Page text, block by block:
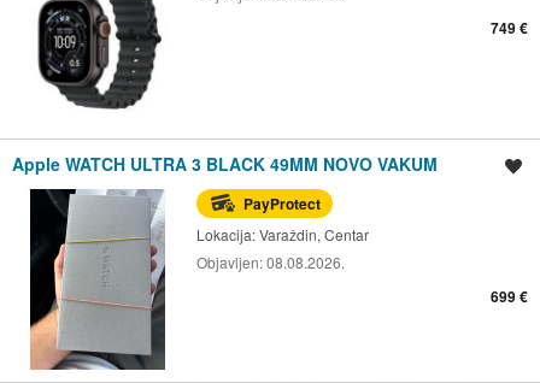
749 €
Apple WATCH ULTRA 3 BLACK 49MM NOVO VAKUM
PayProtect
Lokacija:Varaždin, Centar
Objavljen:08.08.2026.
699 €